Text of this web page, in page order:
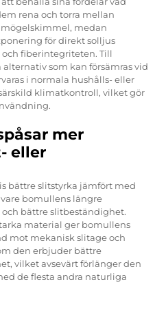
rena och torra mellan
medan
för direkt solljus
fiberintegriteten. Till
som kan försämras vid
i normala hushålls- eller
klimatkontroll, vilket gör
mer
eller
bättre slitstyrka jämfört med
bomullens längre
bättre slitbeständighet.
material ger bomullens
mot mekanisk slitage och
den erbjuder bättre
vilket avsevärt förlänger den
de flesta andra naturliga